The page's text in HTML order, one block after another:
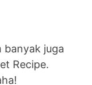
banyak juga
Recipe.